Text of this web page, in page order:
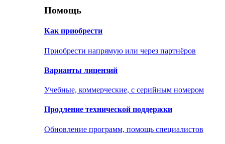
Помощь
Как приобрести
Приобрести напрямую или через партнёров
Варианты лицензий
Учебные, коммерческие, с серийным номером
Продление технической поддержки
Обновление программ, помощь специалистов